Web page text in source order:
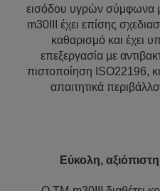
εισόδου υγρών σύμφωνα
m30III έχει επίσης
καθαρισμό και έχει
επεξεργασία με
πιστοποίηση ISO22196,
απαιτητικά
Εύκολη,